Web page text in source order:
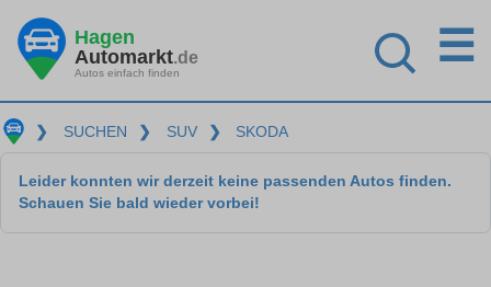
Hagen
Automarkt.de
Autos einfach finden
☰
❯ SUCHEN ❯ SUV ❯ SKODA
Leider konnten wir derzeit keine passenden Autos finden.
Schauen Sie bald wieder vorbei!